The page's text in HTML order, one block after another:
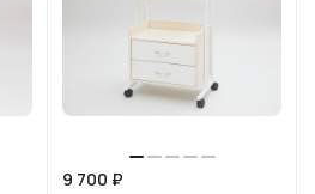
9 700 ₽